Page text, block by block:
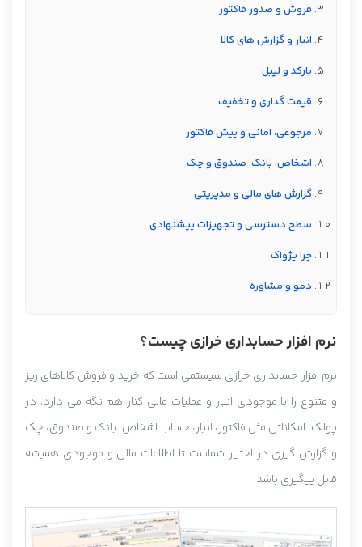
فروش و صدور فاکتور
انبار و گزارش های کالا
بارکد و لیبل
قیمت گذاری و تخفیف
مرجوعی، امانی و پیش فاکتور
اشخاص، بانک، صندوق و چک
گزارش های مالی و مدیریتی
سطح دسترسی و تجهیزات پیشنهادی
چرا پژواک
دمو و مشاوره
نرم افزار حسابداری خرازی چیست؟
نرم افزار حسابداری خرازی سیستمی است که خرید و فروش کالاهای ریز
و متنوع را با موجودی انبار و عملیات مالی کنار هم نگه می دارد. در
پولک، امکاناتی مثل فاکتور، انبار، حساب اشخاص، بانک و صندوق، چک
و گزارش گیری در اختیار شماست تا اطلاعات مالی و موجودی همیشه
قابل پیگیری باشد.